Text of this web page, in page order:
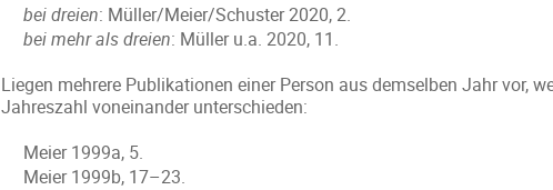
bei dreien: Müller/Meier/Schuster 2020, 2.
bei mehr als dreien: Müller u.a. 2020, 11.
Liegen mehrere Publikationen einer Person aus demselben Jahr vor,
Jahreszahl voneinander unterschieden:
Meier 1999a, 5.
Meier 1999b, 17–23.